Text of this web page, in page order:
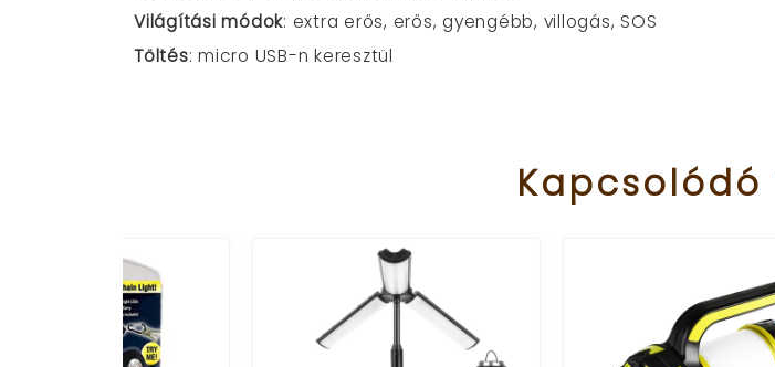
Világítási módok: extra erős, erős, gyengébb, villogás, SOS
Töltés: micro USB-n keresztül
Kapcsolódó